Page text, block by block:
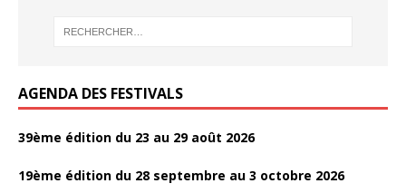
o
AGENDA DES FESTIVALS
39ème édition du 23 au 29 août 2026
19ème édition du 28 septembre au 3 octobre 2026